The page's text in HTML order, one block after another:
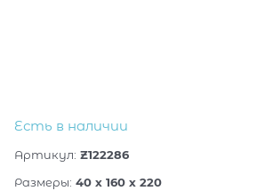
Есть в наличии
Артикул: Z122286
Размеры: 40 x 160 x 220